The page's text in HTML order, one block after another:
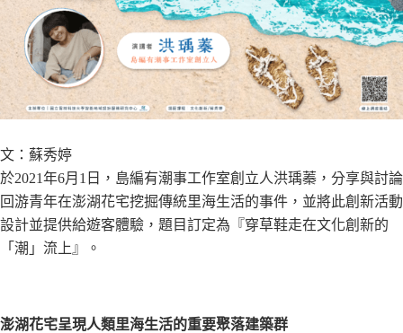
文：蘇秀婷
於2021年6月1日，島編有潮事工作室創立人洪瑀蓁，分享與討論
回游青年在澎湖花宅挖掘傳統里海生活的事件， 並將此創新活動
設計並提供給遊客體驗，題目訂定為『穿草鞋走在文化創新的
「潮」流上』。
澎湖花宅呈現人類里海生活的重要聚落建築群